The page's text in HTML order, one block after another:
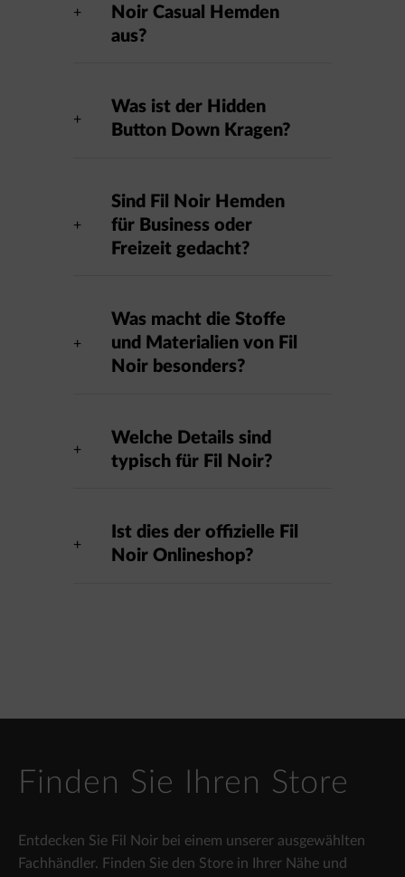
Noir Casual Hemden
aus?
Was ist der Hidden
Button Down Kragen?
Sind Fil Noir Hemden
für Business oder
Freizeit gedacht?
Was macht die Stoffe
und Materialien von Fil
Noir besonders?
Welche Details sind
typisch für Fil Noir?
Ist dies der offizielle Fil
Noir Onlineshop?
Finden Sie Ihren Store
Entdecken Sie Fil Noir bei einem unserer ausgewählten
Fachhändler. Finden Sie den Store in Ihrer Nähe und